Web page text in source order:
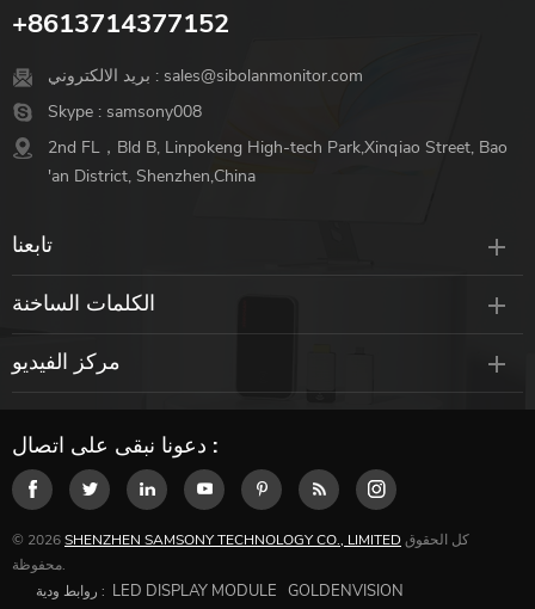
+8613714377152
بريد الالكتروني : sales@sibolanmonitor.com
Skype : samsony008
2nd FL，Bld B, Linpokeng High-tech Park,Xinqiao Street, Bao
'an District, Shenzhen,China
تابعنا
الكلمات الساخنة
مركز الفيديو
دعونا نبقى على اتصال :
© 2026SHENZHEN SAMSONY TECHNOLOGY CO., LIMITED
محفوظة.
روابط ودية : LED DISPLAY MODULE GOLDENVISION